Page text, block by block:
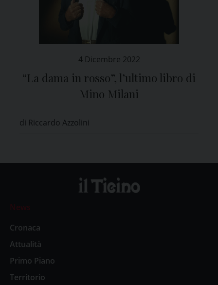
4 Dicembre 2022
“La dama in rosso”, l’ultimo libro di
Mino Milani
di Riccardo Azzolini
News
Cronaca
Attualità
Primo Piano
Territorio